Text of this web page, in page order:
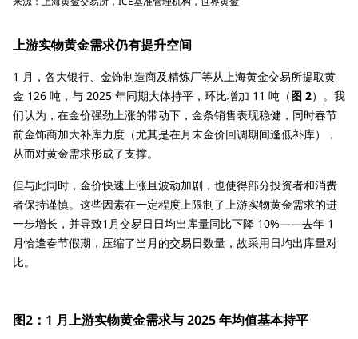
上游实物黄金需求仍有提升空间
1 月，各大银行、金饰制造商及精炼厂等从上海黄金交易所提取黄
金 126 吨，与 2025 年同期大体持平，环比增加 11 吨（图 2）。我
们认为，在金价强劲上涨的带动下，金条销售表现稳健，同时春节
前金饰商加大补库力度（尤其是在月末金价回调期间逢低补库），
从而对黄金需求形成了支撑。
但与此同时，金价快速上涨且波动加剧，也使得部分投资者和消费
者保持谨慎。这些因素在一定程度上限制了上游实物黄金需求的进
一步增长，并导致1月交易日日均出库量同比下降 10%——去年 1
月恰逢春节假期，压缩了当月的交易日数量，故采用日均出库量对
比。
图2：1 月上游实物黄金需求与 2025 年均值基本持平